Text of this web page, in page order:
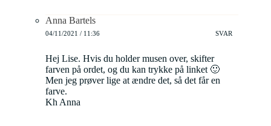
Anna Bartels
04/11/2021 / 11:36 SVAR
Hej Lise. Hvis du holder musen over, skifter
farven på ordet, og du kan trykke på linket 🙂
Men jeg prøver lige at ændre det, så det får en
farve.
Kh Anna